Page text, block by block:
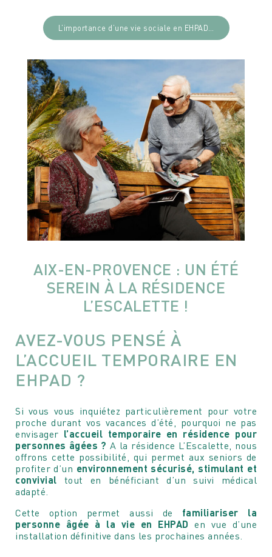
L’importance d’une vie sociale en EHPAD…
AIX-EN-PROVENCE : UN ÉTÉ
SEREIN À LA RÉSIDENCE
L’ESCALETTE !
AVEZ-VOUS PENSÉ À
L’ACCUEIL TEMPORAIRE EN
EHPAD ?
Si vous vous inquiétez particulièrement pour votre
proche durant vos vacances d’été, pourquoi ne pas
envisager l’accueil temporaire en résidence pour
personnes âgées ? A la résidence L’Escalette, nous
offrons cette possibilité, qui permet aux seniors de
profiter d’un environnement sécurisé, stimulant et
convivial tout en bénéficiant d’un suivi médical
adapté.
Cette option permet aussi de familiariser la
personne âgée à la vie en EHPAD en vue d’une
installation définitive dans les prochaines années.